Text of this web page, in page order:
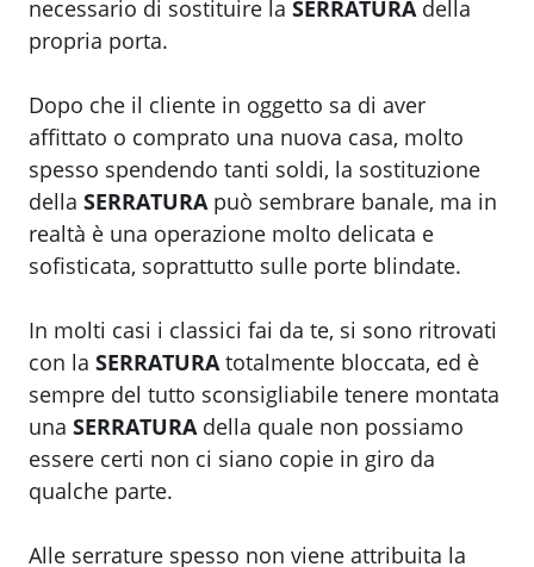
necessario di sostituire la SERRATURAdella
propria porta.
Dopo che il cliente in oggetto sa di aver
affittato o comprato una nuova casa, molto
spesso spendendo tanti soldi, la sostituzione
della SERRATURApuò sembrare banale, ma in
realtà è una operazione molto delicata e
sofisticata, soprattutto sulle porte blindate.
In molti casi i classici fai da te, si sono ritrovati
con la SERRATURAtotalmente bloccata, ed è
sempre del tutto sconsigliabile tenere montata
una SERRATURAdella quale non possiamo
essere certi non ci siano copie in giro da
qualche parte.
Alle serrature spesso non viene attribuita la